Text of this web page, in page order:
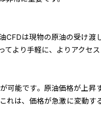
CFDは現物の原油の受け渡
てより手軽に、よりアクセ
可能です。原油価格が上昇
れは、価格が急激に変動す